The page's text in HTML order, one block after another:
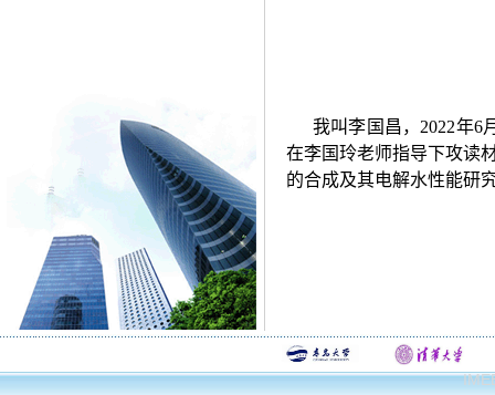
我叫李国昌， 2022年6
在李国玲老师指导下攻读
的合成及其电解水性能研